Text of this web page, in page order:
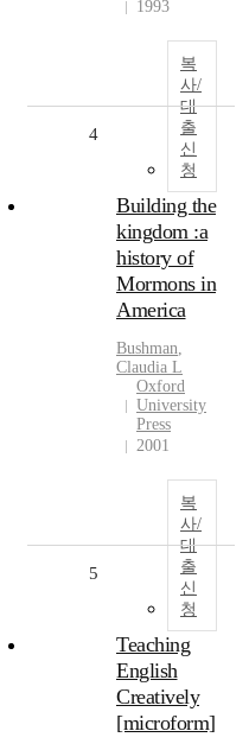
1993
복
사/
대
출
신
청
4
Building the
kingdom :a
history of
Mormons in
America
Bushman,
Claudia L
Oxford
University
Press
2001
복
사/
대
출
신
청
5
Teaching
English
Creatively
[microform]